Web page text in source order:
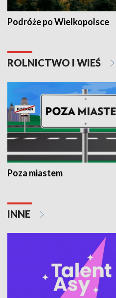
Podróże po Wielkopolsce
ROLNICTWO I WIEŚ
Poza miastem
INNE